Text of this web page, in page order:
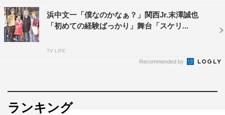
浜中文一「僕なのかなぁ？」関西Jr.末澤誠也
「初めての経験ばっかり」舞台「スケリ...
TV LIFE
Recommended by
ランキング